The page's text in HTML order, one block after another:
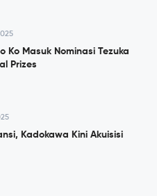
Ko Masuk Nominasi Tezuka
Prizes
Kadokawa Kini Akuisisi